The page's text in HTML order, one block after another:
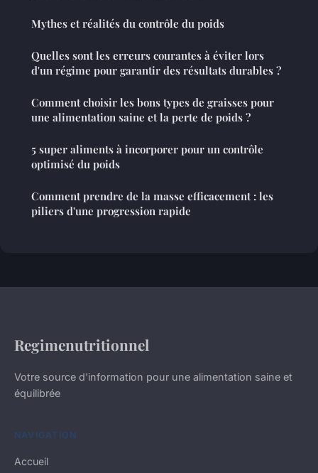
Mythes et réalités du contrôle du poids
Quelles sont les erreurs courantes à éviter lors
d'un régime pour garantir des résultats durables ?
Comment choisir les bons types de graisses pour
une alimentation saine et la perte de poids ?
5 super aliments à incorporer pour un contrôle
optimisé du poids
Comment prendre de la masse efficacement : les
piliers d'une progression rapide
Regimenutritionnel
Votre source d'information pour une alimentation saine et
équilibrée
NAVIGATION
Accueil